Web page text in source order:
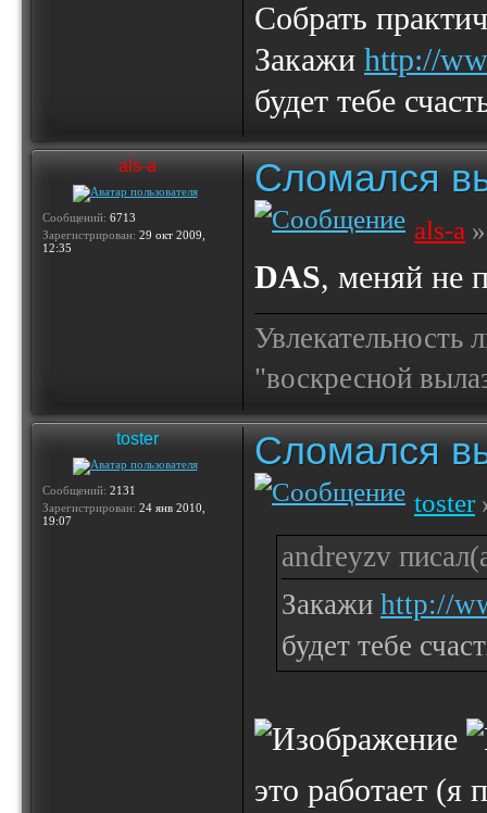
Собрать
Закажи http://
будет тебе
als-a
Сообщений: 6713
Зарегистрирован: 29 окт 2009,
12:35
Сломался
als-a
DAS, меняй не
Увлекательность
"воскресной
toster
Сообщений: 2131
Зарегистрирован: 24 янв 2010,
19:07
Сломался
toster
andreyzv
Закажи http://
будет тебе
это работает